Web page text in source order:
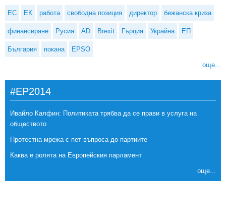
ЕС ЕК работа свободна позиция директор бежанска криза
финансиране Русия AD Brexit Гърция Украйна ЕП
България покана EPSO
още...
#EP2014
Ивайло Калфин: Политиката трябва да се прави в услуга на
обществото
Протестна мрежа с пет въпроса до партиите
Каква е ролята на Европейския парламент
още...